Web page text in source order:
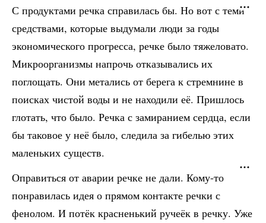
С продуктами речка справилась бы. Но вот с теми
средствами, которые выдумали люди за годы
экономического прогресса, речке было тяжеловато.
Микроорганизмы напрочь отказывались их
поглощать. Они метались от берега к стремнине в
поисках чистой воды и не находили её. Пришлось
глотать, что было. Речка с замиранием сердца, если
бы таковое у неё было, следила за гибелью этих
маленьких существ.
Оправиться от аварии речке не дали. Кому-то
понравилась идея о прямом контакте речки с
фенолом. И потёк красненький ручеёк в речку. Уже